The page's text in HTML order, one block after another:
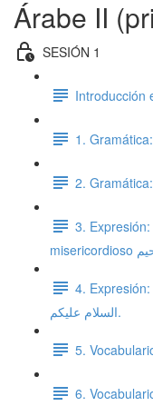
Árabe II
SESIÓN 1
Introducción
1.
2.
3.
4.
السلام عليكم.
6.